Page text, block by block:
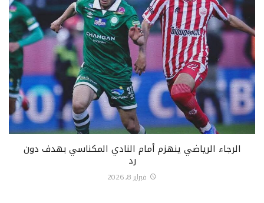
الرجاء الرياضي ينهزم أمام النادي المكناسي بهدف دون
رد
فبراير 8, 2026